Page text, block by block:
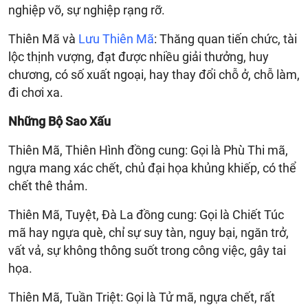
nghiệp võ, sự nghiệp rạng rỡ.
Thiên Mã và Lưu Thiên Mã: Thăng quan tiến chức, tài
lộc thịnh vượng, đạt được nhiều giải thưởng, huy
chương, có số xuất ngoại, hay thay đổi chỗ ở, chỗ làm,
đi chơi xa.
Những Bộ Sao Xấu
Thiên Mã, Thiên Hình đồng cung: Gọi là Phù Thi mã,
ngựa mang xác chết, chủ đại họa khủng khiếp, có thể
chết thê thảm.
Thiên Mã, Tuyệt, Đà La đồng cung: Gọi là Chiết Túc
mã hay ngựa què, chỉ sự suy tàn, nguy bại, ngăn trở,
vất vả, sự không thông suốt trong công việc, gây tai
họa.
Thiên Mã, Tuần Triệt: Gọi là Tử mã, ngựa chết, rất